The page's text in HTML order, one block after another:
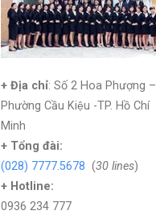
+ Địa chỉ: Số 2 Hoa Phượng –
Phường Cầu Kiệu -TP. Hồ Chí
Minh
+ Tổng đài:
(028) 7777.5678 (30 lines)
+ Hotline:
0936 234 777